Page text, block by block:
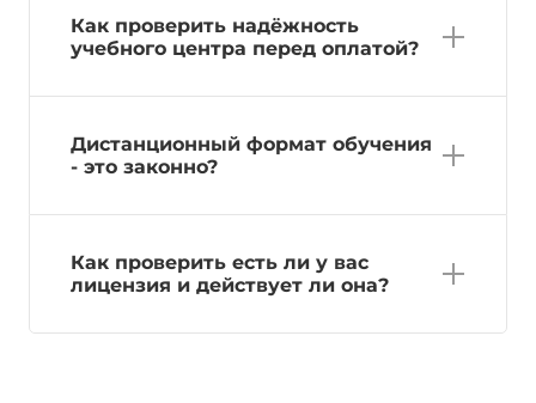
Как проверить надёжность
учебного центра перед оплатой?
Дистанционный формат обучения
- это законно?
Как проверить есть ли у вас
лицензия и действует ли она?